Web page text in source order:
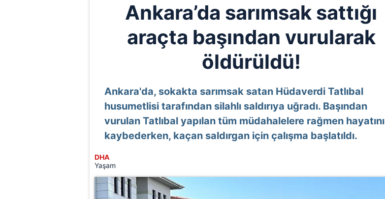
Ankara’da sarımsak sattığı
araçta başından vurularak
öldürüldü!
Ankara'da, sokakta sarımsak satan Hüdaverdi Tatlıbal
husumetlisi tarafından silahlı saldırıya uğradı. Başından
vurulan Tatlıbal yapılan tüm müdahalelere rağmen hayatını
kaybederken, kaçan saldırgan için çalışma başlatıldı.
DHA
Yaşam